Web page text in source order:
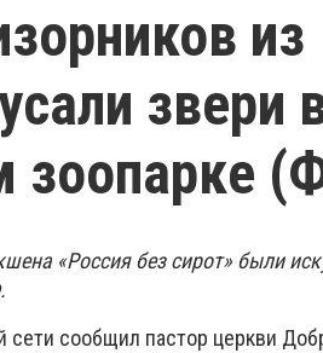
из
звери
зоопарке
«Россия без сирот» были
сети сообщил пастор церкви